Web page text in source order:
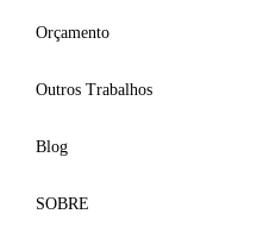
Orçamento
Outros Trabalhos
Blog
SOBRE